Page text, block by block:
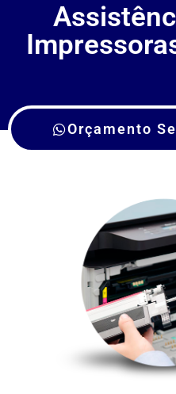
Orçamento